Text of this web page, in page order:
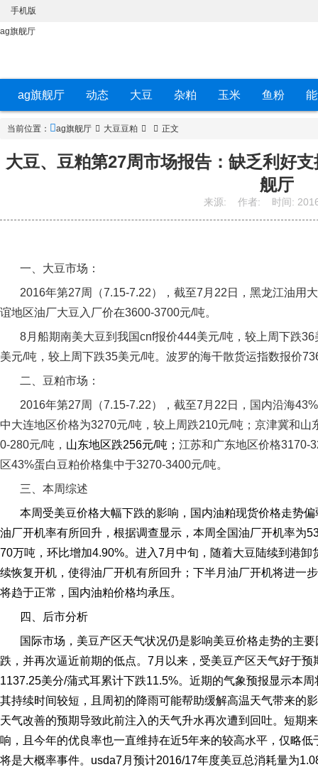
手机版
ag旗舰厅
ag旗舰厅 动态 大豆 杂粕 玉米 鱼粉
当前位置： ag旗舰厅 大豆豆粕 正文
大豆、豆粕第27周市场报告：缺乏利好
舰厅
来源: 作者: 时间:
一、大豆市场：
2016年第27周（7.15-7.22），截至7 月 22 日，黑龙江油用
谊地区油厂大豆入厂价在3600-3700元/吨。
8月船期南美大豆到我国cnf报价444美元/吨，较上周下跌36
美元/吨，较上周下跌35美元/吨。波罗的海干散货运指数报价
二、豆粕市场：
2016年第27周（7.15-7.22），截至7 月 22 日，国内沿海43%
中大连地区价格为3270元/吨，较上周跌210元/吨；京津冀和山
0-280元/吨， 山东地区跌256元/吨； 江苏和广东地区价格3170-
区43%蛋白豆粕价格集中于3270-3400元/吨。
三、本周综述
本周受美豆价格大幅下跌的影响，国内油粕现货价格走势
油厂开机率有所回升，根据调查显示，本周全国油厂开机率为
70万吨，环比增加4.90%。进入7月中旬，随着大豆陆续到港
续恢复开机，使得油厂开机有所回升；下半月油厂开机将进一
将趋于正常，国内油粕价格均承压。
四、后市分析
国际市场，美豆产区天气状况仍是影响美豆价格走势的主
跌，并再次逼近前期的低点。 7月以来，受美豆产区天气好于
1137.25美分/蒲式耳累计下跌11.5%。近期的气象预报显示本
其持续时间较短，且周初的降雨可能帮助缓解高温天气带来的
天气改善的预期导致此前注入的天气升水再次遭到回吐。短期
响，且今年的优良率也一直维持在近5年来的较高水平，仅略低
将是大概率事件。 usda7月预计2016/17年度美豆总消耗量为